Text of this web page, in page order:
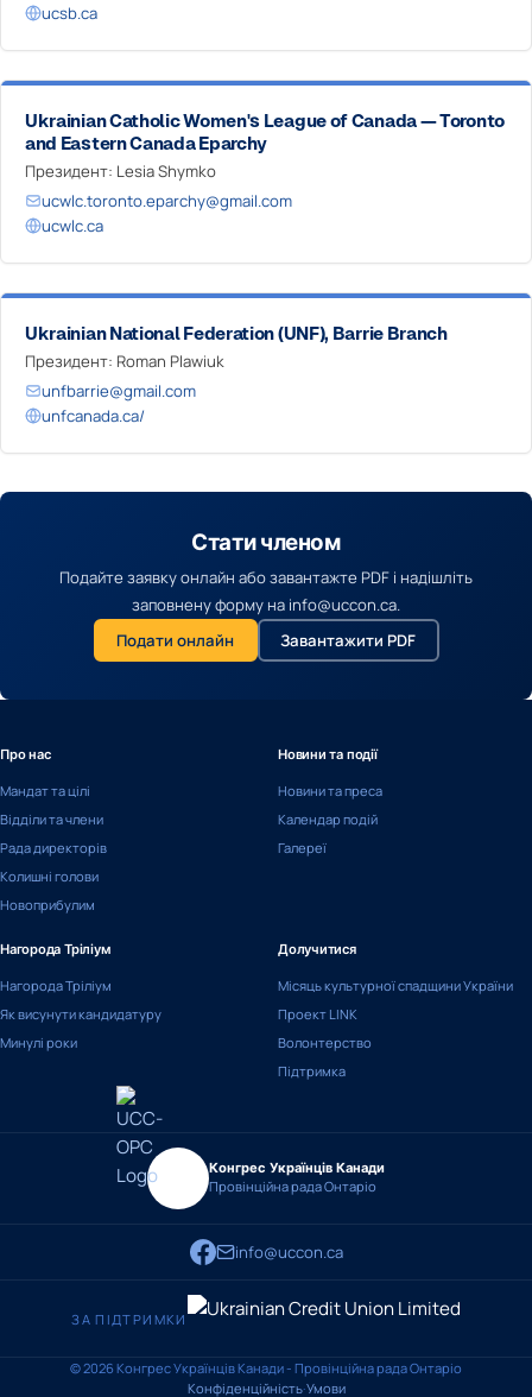
ucsb.ca
Ukrainian Catholic Women's League of Canada — Toronto
and Eastern Canada Eparchy
Президент: Lesia Shymko
ucwlc.toronto.eparchy@gmail.com
ucwlc.ca
Ukrainian National Federation (UNF), Barrie Branch
Президент: Roman Plawiuk
unfbarrie@gmail.com
unfcanada.ca/
Стати членом
Подайте заявку онлайн або завантажте PDF і надішліть
заповнену форму на info@uccon.ca.
Подати онлайн
Завантажити PDF
Про нас
Мандат та цілі
Відділи та члени
Рада директорів
Колишні голови
Новоприбулим
Новини та події
Новини та преса
Календар подій
Галереї
Нагорода Тріліум
Нагорода Тріліум
Як висунути кандидатуру
Минулі роки
Долучитися
Місяць культурної спадщини України
Проект LINK
Волонтерство
Підтримка
Конгрес Українців Канади
Провінційна рада Онтаріо
info@uccon.ca
ЗА ПІДТРИМКИ
© 2026 Конгрес Українців Канади - Провінційна рада Онтаріо
Конфіденційність·Умови